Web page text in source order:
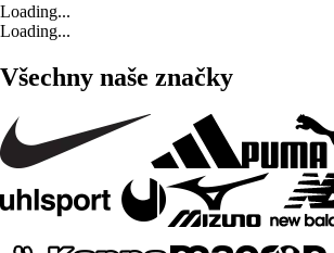
Loading...
Loading...
Všechny naše značky